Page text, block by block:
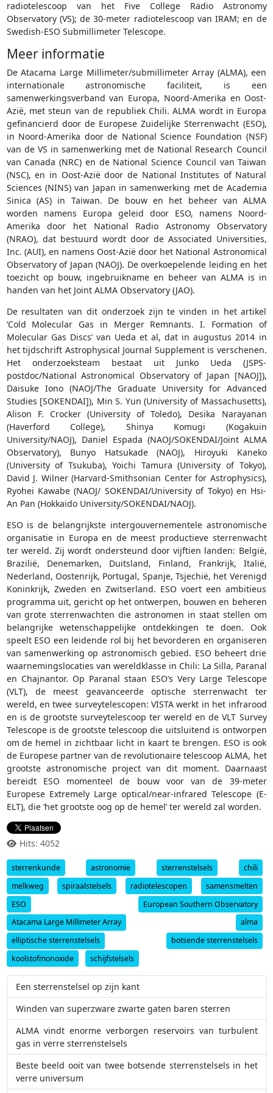
radiotelescoop van het Five College Radio Astronomy
Observatory (VS); de 30-meter radiotelescoop van IRAM; en de
Swedish-ESO Submillimeter Telescope.
Meer informatie
De Atacama Large Millimeter/submillimeter Array (ALMA), een
internationale astronomische faciliteit, is een
samenwerkingsverband van Europa, Noord-Amerika en Oost-
Azië, met steun van de republiek Chili. ALMA wordt in Europa
gefinancierd door de Europese Zuidelijke Sterrenwacht (ESO),
in Noord-Amerika door de National Science Foundation (NSF)
van de VS in samenwerking met de National Research Council
van Canada (NRC) en de National Science Council van Taiwan
(NSC), en in Oost-Azië door de National Institutes of Natural
Sciences (NINS) van Japan in samenwerking met de Academia
Sinica (AS) in Taiwan. De bouw en het beheer van ALMA
worden namens Europa geleid door ESO, namens Noord-
Amerika door het National Radio Astronomy Observatory
(NRAO), dat bestuurd wordt door de Associated Universities,
Inc. (AUI), en namens Oost-Azië door het National Astronomical
Observatory of Japan (NAOJ). De overkoepelende leiding en het
toezicht op bouw, ingebruikname en beheer van ALMA is in
handen van het Joint ALMA Observatory (JAO).
De resultaten van dit onderzoek zijn te vinden in het artikel
‘Cold Molecular Gas in Merger Remnants. I. Formation of
Molecular Gas Discs’ van Ueda et al, dat in augustus 2014 in
het tijdschrift Astrophysical Journal Supplement is verschenen.
Het onderzoeksteam bestaat uit Junko Ueda (JSPS-
postdoc/National Astronomical Observatory of Japan [NAOJ]),
Daisuke Iono (NAOJ/The Graduate University for Advanced
Studies [SOKENDAI]), Min S. Yun (University of Massachusetts),
Alison F. Crocker (University of Toledo), Desika Narayanan
(Haverford College), Shinya Komugi (Kogakuin
University/NAOJ), Daniel Espada (NAOJ/SOKENDAI/Joint ALMA
Observatory), Bunyo Hatsukade (NAOJ), Hiroyuki Kaneko
(University of Tsukuba), Yoichi Tamura (University of Tokyo),
David J. Wilner (Harvard-Smithsonian Center for Astrophysics),
Ryohei Kawabe (NAOJ/ SOKENDAI/University of Tokyo) en Hsi-
An Pan (Hokkaido University/SOKENDAI/NAOJ).
ESO is de belangrijkste intergouvernementele astronomische
organisatie in Europa en de meest productieve sterrenwacht
ter wereld. Zij wordt ondersteund door vijftien landen: België,
Brazilië, Denemarken, Duitsland, Finland, Frankrijk, Italië,
Nederland, Oostenrijk, Portugal, Spanje, Tsjechië, het Verenigd
Koninkrijk, Zweden en Zwitserland. ESO voert een ambitieus
programma uit, gericht op het ontwerpen, bouwen en beheren
van grote sterrenwachten die astronomen in staat stellen om
belangrijke wetenschappelijke ontdekkingen te doen. Ook
speelt ESO een leidende rol bij het bevorderen en organiseren
van samenwerking op astronomisch gebied. ESO beheert drie
waarnemingslocaties van wereldklasse in Chili: La Silla, Paranal
en Chajnantor. Op Paranal staan ESO’s Very Large Telescope
(VLT), de meest geavanceerde optische sterrenwacht ter
wereld, en twee surveytelescopen: VISTA werkt in het infrarood
en is de grootste surveytelescoop ter wereld en de VLT Survey
Telescope is de grootste telescoop die uitsluitend is ontworpen
om de hemel in zichtbaar licht in kaart te brengen. ESO is ook
de Europese partner van de revolutionaire telescoop ALMA, het
grootste astronomische project van dit moment. Daarnaast
bereidt ESO momenteel de bouw voor van de 39-meter
Europese Extremely Large optical/near-infrared Telescope (E-
ELT), die ‘het grootste oog op de hemel’ ter wereld zal worden.
Hits: 4052
sterrenkunde astronomie sterrenstelsels
chili
melkweg
spiraalstelsels radiotelescopen
samensmelten
ESO
European Southern Observatory
Atacama Large Millimeter Array
alma
elliptische sterrenstelsels
botsende sterrenstelsels
koolstofmonoxide
schijfstelsels
Een sterrenstelsel op zijn kant
Winden van superzware zwarte gaten baren sterren
ALMA vindt enorme verborgen reservoirs van turbulent
gas in verre sterrenstelsels
Beste beeld ooit van twee botsende sterrenstelsels in het
verre universum